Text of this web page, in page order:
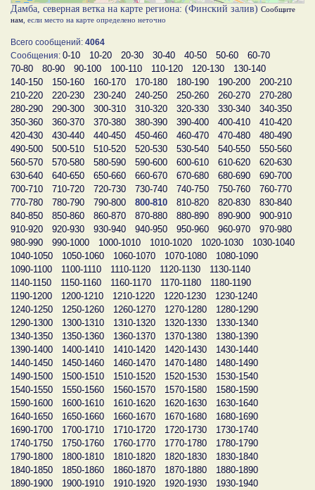
Дамба, северная ветка на карте региона: (Финский залив) Сообщите
нам , если место на карте определено неточно
Всего сообщений: 4064
Сообщения: 0-10 10-20 20-30 30-40 40-50 50-60
60-70
70-80
80-90 90-100 100-110 110-120 120-130
130-140
140-150
150-160 160-170 170-180 180-190 190-200
200-210
210-220
220-230 230-240 240-250 250-260 260-270
270-280
280-290
290-300 300-310 310-320 320-330 330-340
340-350
350-360
360-370 370-380 380-390 390-400 400-410
410-420
420-430
430-440 440-450 450-460 460-470 470-480
480-490
490-500
500-510 510-520 520-530 530-540 540-550
550-560
560-570
570-580 580-590 590-600 600-610 610-620
620-630
630-640
640-650 650-660 660-670 670-680 680-690
690-700
700-710
710-720 720-730 730-740 740-750 750-760
760-770
770-780
780-790 790-800 800-810 810-820 820-830
830-840
840-850
850-860 860-870 870-880 880-890 890-900
900-910
910-920
920-930 930-940 940-950 950-960 960-970
970-980
980-990
990-1000 1000-1010 1010-1020 1020-1030
1030-1040
1040-1050
1050-1060 1060-1070 1070-1080
1080-1090
1090-1100
1100-1110 1110-1120 1120-1130
1130-1140
1140-1150
1150-1160 1160-1170 1170-1180
1180-1190
1190-1200
1200-1210 1210-1220 1220-1230
1230-1240
1240-1250
1250-1260 1260-1270 1270-1280
1280-1290
1290-1300
1300-1310 1310-1320 1320-1330
1330-1340
1340-1350
1350-1360 1360-1370 1370-1380
1380-1390
1390-1400
1400-1410 1410-1420 1420-1430
1430-1440
1440-1450
1450-1460 1460-1470 1470-1480
1480-1490
1490-1500
1500-1510 1510-1520 1520-1530
1530-1540
1540-1550
1550-1560 1560-1570 1570-1580
1580-1590
1590-1600
1600-1610 1610-1620 1620-1630
1630-1640
1640-1650
1650-1660 1660-1670 1670-1680
1680-1690
1690-1700
1700-1710 1710-1720 1720-1730
1730-1740
1740-1750
1750-1760 1760-1770 1770-1780
1780-1790
1790-1800
1800-1810 1810-1820 1820-1830
1830-1840
1840-1850
1850-1860 1860-1870 1870-1880
1880-1890
1890-1900
1900-1910 1910-1920 1920-1930
1930-1940